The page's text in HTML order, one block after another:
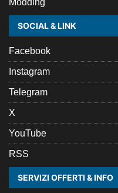
SOCIAL & LINK
Facebook
Instagram
Telegram
X
YouTube
RSS
SERVIZI OFFERTI & INFO